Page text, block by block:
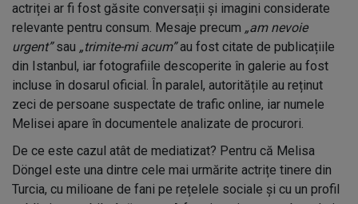
actriței ar fi fost găsite conversații și imagini considerate
relevante pentru consum. Mesaje precum „am nevoie
urgent”sau „trimite-mi acum”au fost citate de publicațiile
din Istanbul, iar fotografiile descoperite în galerie au fost
incluse în dosarul oficial. În paralel, autoritățile au reținut
zeci de persoane suspectate de trafic online, iar numele
Melisei apare în documentele analizate de procurori.
De ce este cazul atât de mediatizat? Pentru că Melisa
Döngel este una dintre cele mai urmărite actrițe tinere din
Turcia, cu milioane de fani pe rețelele sociale și cu un profil